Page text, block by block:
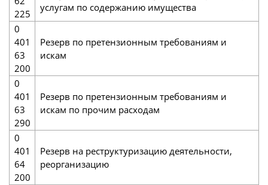
225
услугам по содержанию имущества
0
401
63
200
Резерв по претензионным требованиям и
искам
0
401
63
290
Резерв по претензионным требованиям и
искам по прочим расходам
0
401
64
200
Резерв на реструктуризацию деятельности,
реорганизацию